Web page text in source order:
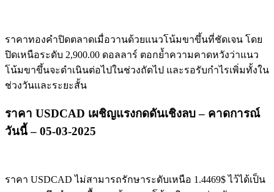
ราคาทองคำปิดตลาดเมื่อวานด้วยแนวโน้มขาขึ้นที่ชัดเจน โดย
ปิดเหนือระดับ 2,900.00 ดอลลาร์ ตอกย้ำความคาดหวังว่าแนว
โน้มขาขึ้นจะดำเนินต่อไปในช่วงถัดไป และรอรับกำไรเพิ่มทั้งใน
ช่วงวันและระยะสั้น
ราคา USDCAD เผชิญแรงกดดันเชิงลบ – คาดการณ์
วันนี้ – 05-03-2025
ราคา USDCAD ไม่สามารถรักษาระดับเหนือ 1.4469$ ไว้ได้เป็น